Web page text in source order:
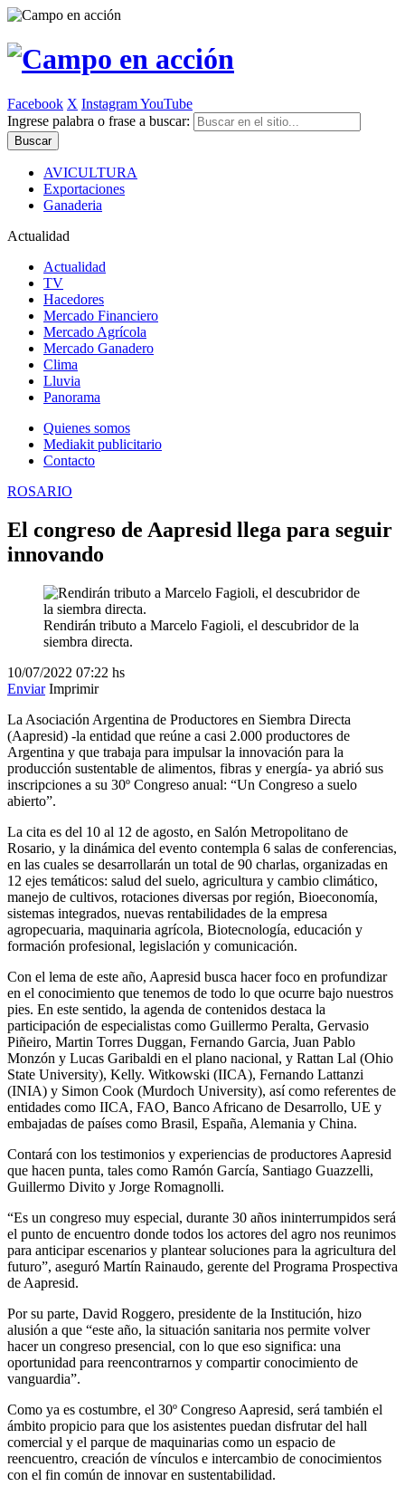
Facebook X InstagramYouTube
Ingrese palabra o frase a buscar:
AVICULTURA
Exportaciones
Ganaderia
Actualidad
Actualidad
TV
Hacedores
Mercado Financiero
Mercado Agrícola
Mercado Ganadero
Clima
Lluvia
Panorama
Quienes somos
Mediakit publicitario
Contacto
ROSARIO
El congreso de Aapresid llega para seguir
innovando
Rendirán tributo a Marcelo Fagioli, el descubridor de la
siembra directa.
10/07/2022 07:22 hs
Enviar Imprimir
La Asociación Argentina de Productores en Siembra Directa
(Aapresid) -la entidad que reúne a casi 2.000 productores de
Argentina y que trabaja para impulsar la innovación para la
producción sustentable de alimentos, fibras y energía- ya abrió sus
inscripciones a su 30º Congreso anual: “Un Congreso a suelo
abierto”.
La cita es del 10 al 12 de agosto, en Salón Metropolitano de
Rosario, y la dinámica del evento contempla 6 salas de conferencias,
en las cuales se desarrollarán un total de 90 charlas, organizadas en
12 ejes temáticos: salud del suelo, agricultura y cambio climático,
manejo de cultivos, rotaciones diversas por región, Bioeconomía,
sistemas integrados, nuevas rentabilidades de la empresa
agropecuaria, maquinaria agrícola, Biotecnología, educación y
formación profesional, legislación y comunicación.
Con el lema de este año, Aapresid busca hacer foco en profundizar
en el conocimiento que tenemos de todo lo que ocurre bajo nuestros
pies. En este sentido, la agenda de contenidos destaca la
participación de especialistas como Guillermo Peralta, Gervasio
Piñeiro, Martin Torres Duggan, Fernando Garcia, Juan Pablo
Monzón y Lucas Garibaldi en el plano nacional, y Rattan Lal (Ohio
State University), Kelly. Witkowski (IICA), Fernando Lattanzi
(INIA) y Simon Cook (Murdoch University), así como referentes de
entidades como IICA, FAO, Banco Africano de Desarrollo, UE y
embajadas de países como Brasil, España, Alemania y China.
Contará con los testimonios y experiencias de productores Aapresid
que hacen punta, tales como Ramón García, Santiago Guazzelli,
Guillermo Divito y Jorge Romagnolli.
“Es un congreso muy especial, durante 30 años ininterrumpidos será
el punto de encuentro donde todos los actores del agro nos reunimos
para anticipar escenarios y plantear soluciones para la agricultura del
futuro”, aseguró Martín Rainaudo, gerente del Programa Prospectiva
de Aapresid.
Por su parte, David Roggero, presidente de la Institución, hizo
alusión a que “este año, la situación sanitaria nos permite volver
hacer un congreso presencial, con lo que eso significa: una
oportunidad para reencontrarnos y compartir conocimiento de
vanguardia”.
Como ya es costumbre, el 30º Congreso Aapresid, será también el
ámbito propicio para que los asistentes puedan disfrutar del hall
comercial y el parque de maquinarias como un espacio de
reencuentro, creación de vínculos e intercambio de conocimientos
con el fin común de innovar en sustentabilidad.